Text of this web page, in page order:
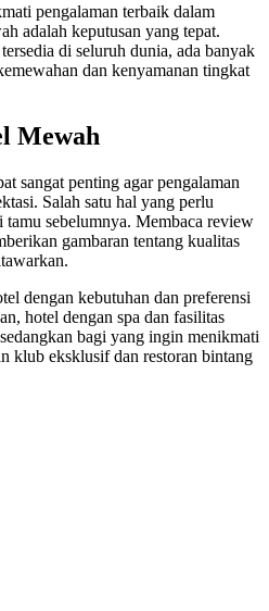
pengalaman terbaik dalam
adalah keputusan yang tepat.
di seluruh dunia, ada banyak
dan kenyamanan tingkat
Mewah
sangat penting agar pengalaman
Salah satu hal yang perlu
tamu sebelumnya. Membaca review
gambaran tentang kualitas
dengan kebutuhan dan preferensi
hotel dengan spa dan fasilitas
bagi yang ingin menikmati
klub eksklusif dan restoran bintang